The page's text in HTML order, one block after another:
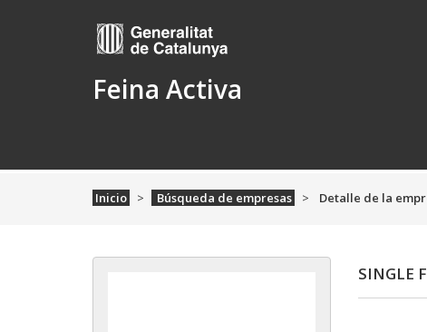
Feina Activa
Inicio Búsqueda de empresas Detalle de la
SINGLE